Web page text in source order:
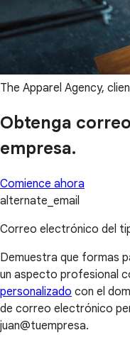
The Apparel Agency,
Obtenga
empresa.
Comience ahora
alternate_email
Correo electrónico del
Demuestra que formas
un aspecto profesional
personalizado con el
de correo electrónico
juan@tuempresa.